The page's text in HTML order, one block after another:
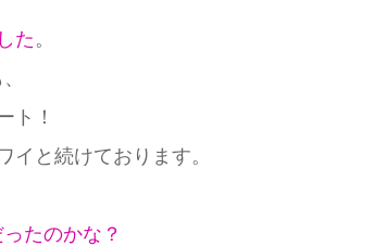
た。
ト！
イと続けております。
たのかな？